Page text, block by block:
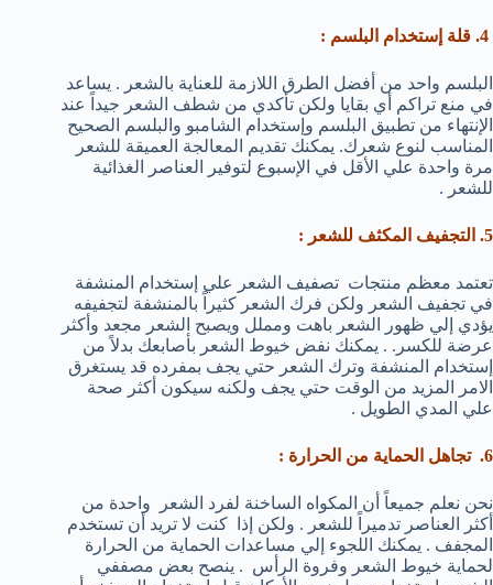
البلسم واحد من أفضل الطرق اللازمة للعناية بالشعر . يساعد
في منع تراكم أي بقايا ولكن تأكدي من شطف الشعر جيداً عند
الإنتهاء من تطبيق البلسم وإستخدام الشامبو والبلسم الصحيح
المناسب لنوع شعرك. يمكنك تقديم المعالجة العميقة للشعر
مرة واحدة علي الأقل في الإسبوع لتوفير العناصر الغذائية
للشعر .
5. التجفيف المكثف للشعر :
تعتمد معظم منتجات تصفيف الشعر علي إستخدام المنشفة
في تجفيف الشعر ولكن فرك الشعر كثيراً بالمنشفة لتجفيفه
يؤدي إلي ظهور الشعر باهت ومملل ويصبح الشعر مجعد وأكثر
عرضة للكسر. . يمكنك نفض خيوط الشعر بأصابعك بدلاً من
إستخدام المنشفة وترك الشعر حتي يجف بمفرده قد يستغرق
الامر المزيد من الوقت حتي يجف ولكنه سيكون أكثر صحة
علي المدي الطويل .
6. تجاهل الحماية من الحرارة :
نحن نعلم جميعاً أن المكواه الساخنة لفرد الشعر واحدة من
أكثر العناصر تدميراً للشعر . ولكن إذا كنت لا تريد أن تستخدم
المجفف . يمكنك اللجوء إلي مساعدات الحماية من الحرارة
لحماية خيوط الشعر وفروة الرأس . ينصح بعض مصففي